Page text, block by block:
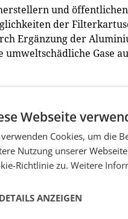
und
der
Ergänzung der
Gase
Webseite
Cookies, um die
Nutzung unserer
Richtlinie zu. Weitere
DETAILS ANZEIGEN